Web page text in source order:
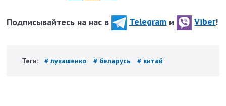
Подписывайтесь на нас в Telegram и Viber!
Теги: # лукашенко # беларусь # китай